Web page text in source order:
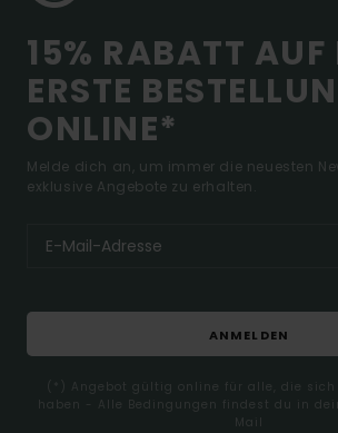
15% RABATT AUF
ERSTE
ONLINE*
Melde dich an, um immer die neuesten
exklusive Angebote zu erhalten.
ANMELDEN
(*) Angebot gültig online für alle, die
haben - Alle Bedingungen findest du in
Mail